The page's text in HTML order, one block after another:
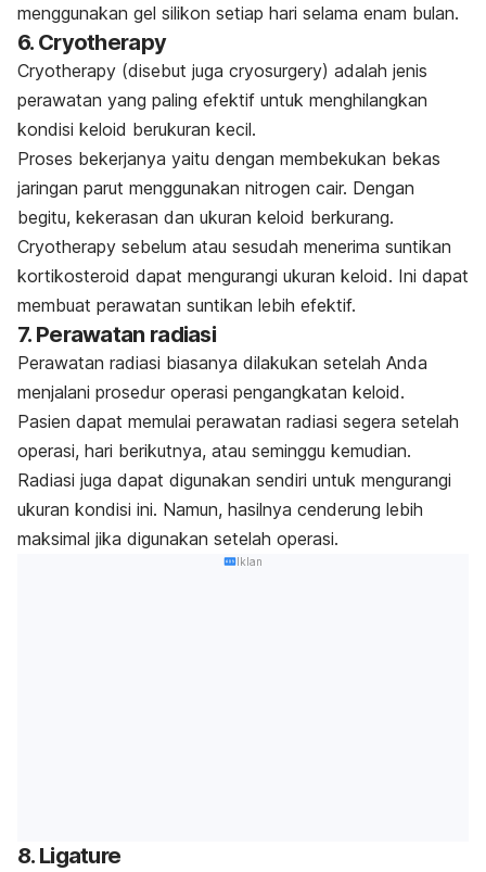
menggunakan gel silikon setiap hari selama enam bulan.
6. Cryotherapy
Cryotherapy (disebut juga cryosurgery) adalah jenis
perawatan yang paling efektif untuk menghilangkan
kondisi keloid berukuran kecil.
Proses bekerjanya yaitu dengan membekukan bekas
jaringan parut menggunakan nitrogen cair. Dengan
begitu, kekerasan dan ukuran keloid berkurang.
Cryotherapy sebelum atau sesudah menerima suntikan
kortikosteroid dapat mengurangi ukuran keloid. Ini dapat
membuat perawatan suntikan lebih efektif.
7. Perawatan radiasi
Perawatan radiasi biasanya dilakukan setelah Anda
menjalani prosedur operasi pengangkatan keloid.
Pasien dapat memulai perawatan radiasi segera setelah
operasi, hari berikutnya, atau seminggu kemudian.
Radiasi juga dapat digunakan sendiri untuk mengurangi
ukuran kondisi ini. Namun, hasilnya cenderung lebih
maksimal jika digunakan setelah operasi.
Iklan
8. Ligature